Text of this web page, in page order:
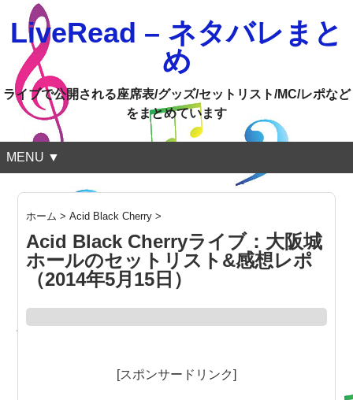
LiveRead – ネタバレまと
め
ライブで公開される座席表/グッズ/セットリスト/MC/レポなど
をまとめています
MENU ▼
ホーム >Acid Black Cherry >
Acid Black Cherryライブ：大阪城
ホールのセットリスト&感想レポ
（2014年5月15日）
[スポンサードリンク]